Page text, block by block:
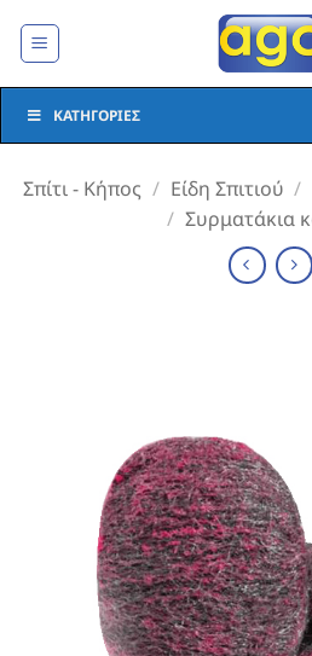
στο
ΚΑΤΗΓΟΡΊΕΣ
Σπίτι - Κήπος / Είδη Σπιτιού /
/ Συρματάκια